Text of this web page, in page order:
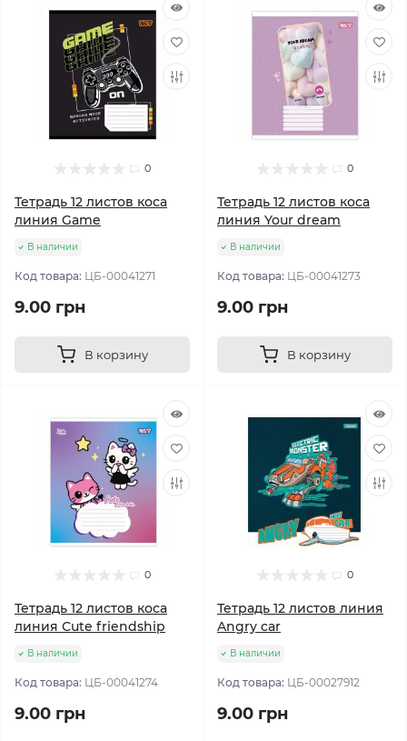
0
Тетрадь 12 листов коса
линия Game
В наличии
Код товара: ЦБ-00041271
9.00 грн
В корзину
0
Тетрадь 12 листов коса
линия Your dream
В наличии
Код товара: ЦБ-00041273
9.00 грн
В корзину
0
Тетрадь 12 листов коса
линия Сute friendship
В наличии
Код товара: ЦБ-00041274
9.00 грн
0
Тетрадь 12 листов линия
Angry car
В наличии
Код товара: ЦБ-00027912
9.00 грн